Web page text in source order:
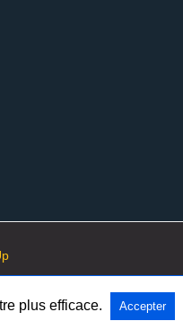
Non-AMP Version
plus efficace. Accepter